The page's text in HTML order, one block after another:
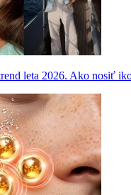
leta 2026. Ako nosiť